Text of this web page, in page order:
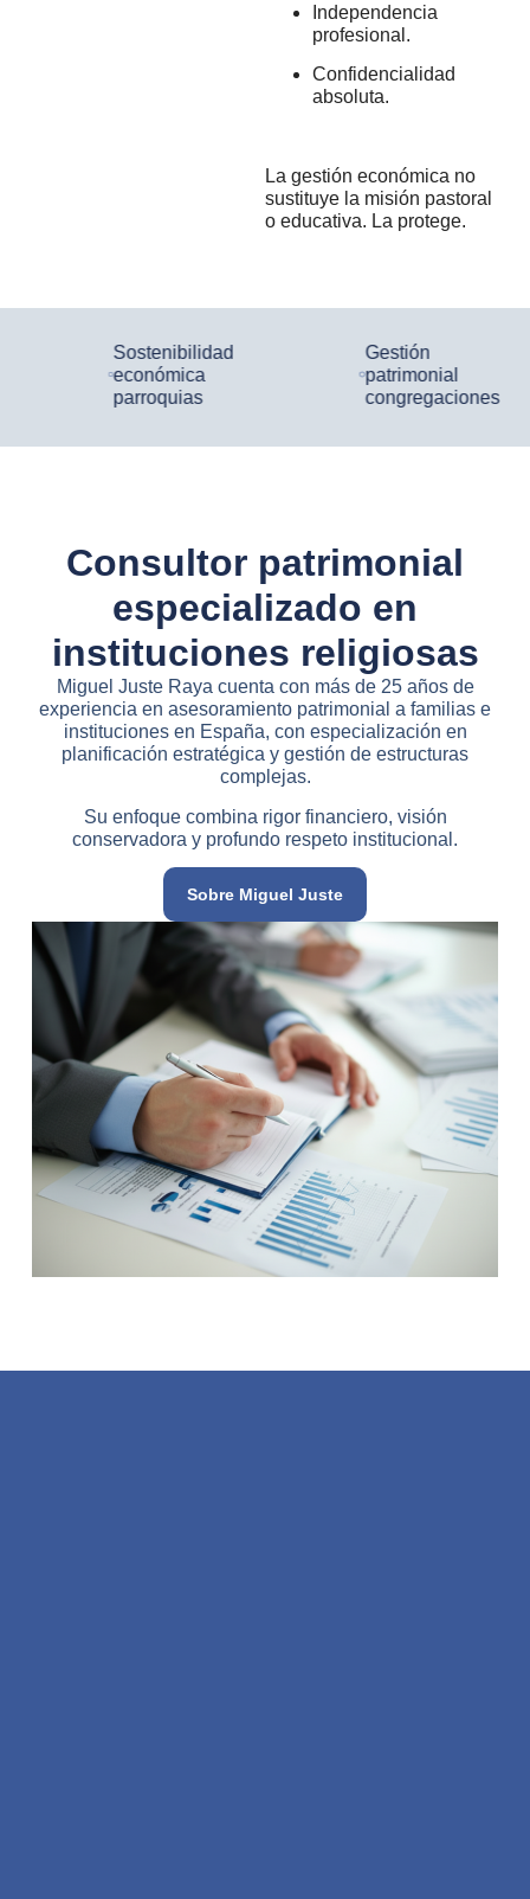
Independencia
profesional.
Confidencialidad
absoluta.
La gestión económica no
sustituye la misión pastoral
o educativa. La protege.
Sostenibilidad
económica
parroquias
Gestión
patrimonial
congregaciones
Consultor patrimonial
especializado en
instituciones religiosas
Miguel Juste Raya cuenta con más de 25 años de
experiencia en asesoramiento patrimonial a familias e
instituciones en España, con especialización en
planificación estratégica y gestión de estructuras
complejas.
Su enfoque combina rigor financiero, visión
conservadora y profundo respeto institucional.
Sobre Miguel Juste